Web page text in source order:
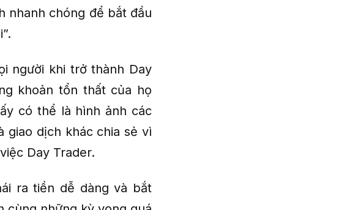
nhanh chóng để bắt đầu
người khi trở thành Day
khoản tổn thất của họ
có thể là hình ảnh các
giao dịch khác chia sẻ vì
Day Trader.
ra tiền dễ dàng và bắt